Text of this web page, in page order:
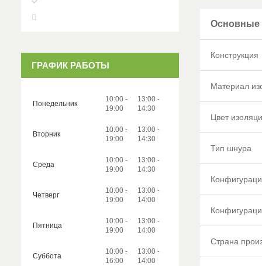
Основные
Конструкция
Материал
Цвет
Тип шнура
Страна
ГРАФИК РАБОТЫ
Понедельник
10:00
19:00
13:00
14:30
Вторник
10:00
19:00
13:00
14:30
Среда
10:00
19:00
13:00
14:30
Четверг
10:00
19:00
13:00
14:00
Пятница
10:00
19:00
13:00
14:00
Суббота
10:00
16:00
13:00
14:00